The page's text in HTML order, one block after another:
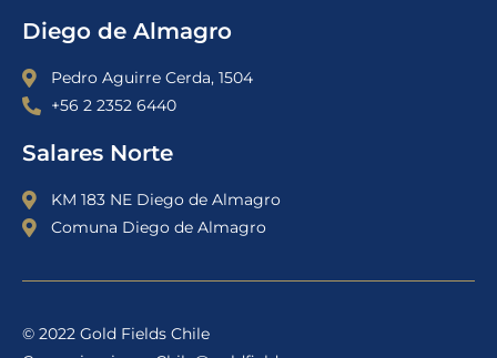
Diego de Almagro
Pedro Aguirre Cerda, 1504
+56 2 2352 6440
Salares Norte
KM 183 NE Diego de Almagro
Comuna Diego de Almagro
© 2022 Gold Fields Chile